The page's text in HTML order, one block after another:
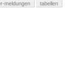
meldungen tabellen